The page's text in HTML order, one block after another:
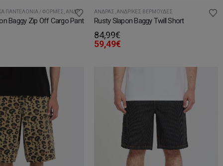
ΠΑΝΤΕΛΌΝΙΑ / ΦΌΡΜΕΣ,ΑΝΔΡΙΚΈΣ ΒΕΡΜΟΎΔΕΣ
Baggy Zip Off Cargo Pant
ΆΝΔΡΑΣ,ΑΝΔΡΙΚΈΣ ΒΕΡΜΟΎΔΕΣ
Rusty Slapon Baggy Twill Short
84,99€
59,49€